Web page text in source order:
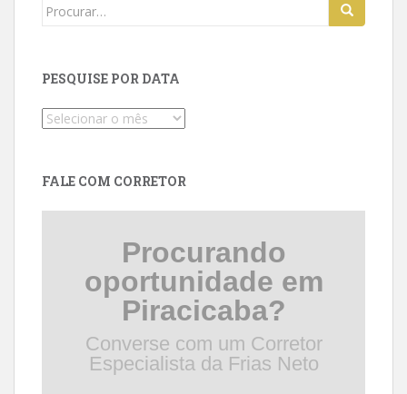
Search
PESQUISE POR DATA
Pesquise
FALE COM CORRETOR
Procurando
oportunidade em
Piracicaba?
Converse com um Corretor
Especialista da Frias Neto